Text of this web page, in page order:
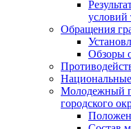
условий
Обращения
Обзоры
Молодежный
городского